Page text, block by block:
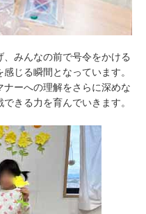
みんなの前で号令をかける
じる瞬間となっています。
ーへの理解をさらに深めな
きる力を育んでいきます。